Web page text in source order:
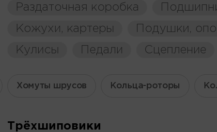
Раздаточная коробка
Кожухи, картеры
Подушки,
Кулисы
Педали Сцепление
Хомуты шрусов Кольца-роторы
Трёхшиповики